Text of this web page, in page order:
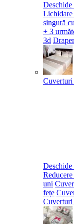
Deschide
Lichidare
singură
+ 3
3d
Cuverturi
Deschide
uni
fețe
Cuverturi